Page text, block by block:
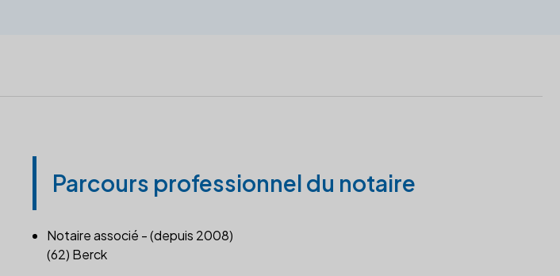
Parcours professionnel du notaire
Notaire associé - (depuis 2008)
(62) Berck